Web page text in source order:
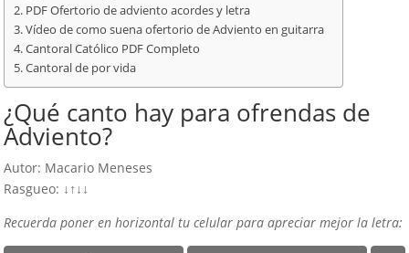
PDF Ofertorio de adviento acordes y letra
Vídeo de como suena ofertorio de Adviento en guitarra
Cantoral Católico PDF Completo
Cantoral de por vida
¿Qué canto hay para ofrendas de
Adviento?
Autor: Macario Meneses
Rasgueo: ↓↑↓↓
Recuerda poner en horizontal tu celular para apreciar mejor la letra: